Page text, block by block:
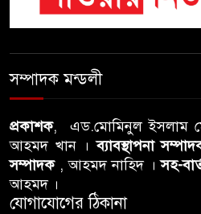
ইঙ্গিত !
আবু
মত
সম্পাদক মন্ডলী
প্রকাশক, এড.মোমিনুল ইসলাম
আহমদ খান ।ব্যাবস্থাপনা
সম্পাদক, আহমদ নাহিদ ।সহ-
আহমদ ।
যোগাযোগের ঠিকানা